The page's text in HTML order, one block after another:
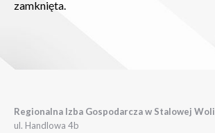
zamknięta.
Regionalna Izba Gospodarcza w Stalowej Woli
ul. Handlowa 4b